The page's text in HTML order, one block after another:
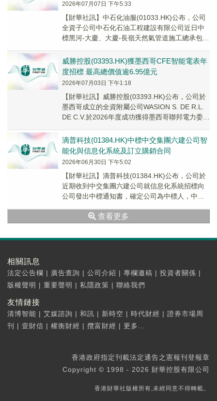
2026年07月07日 下午5:33
【財華社訊】中石化油服(01033.HK)公布，公司
全資子公司中石化石油工程建設有限公司近日中
標黑河-大慶、大慶-長嶺天然氣管道施工總承包項
威勝控股(03393.HK)獲墨西哥CFE智能電表年
度招標 最高總價值逾6.95億元
2026年07月03日 下午1:18
​【財華社訊】威勝控股(03393.HK)公布，公司於
墨西哥成立的全資附屬公司WASION S. DE R.L.
DE C.V.於2026年度成功獲得墨西哥聯邦電力委員
滴普科技(01384.HK)中標中交集團六建公司智
能化與信息化系統及訂立購銷合同
2026年06月30日 下午5:02
​【財華社訊】滴普科技(01384.HK)公布，公司於
近期收到中交集團六建公司就信息化系統招標向
公司發出中標通知書，確定公司為中標人，中標
查看更多
相關訊息
法定公告欄 | 廣告查詢 | 公司介紹 | 專欄邀稿 | 投資者關係 |
版權聲明 | 重要聲明 | 私隱政策 | 聯絡我們
友情鏈接
清博智能 | 艾媒諮詢 | 和訊 | 新時空 | 時代財經 | 證券市場周
刊
| 壹財信 | 權衡財經 | 攬富財經 | 更多...
香港政府指定刊載法定通告之憲報刊登報章
Copyright © 1998 - 2026 財華控股有限公司
香港財華社版權所有,未經同意不得轉載。